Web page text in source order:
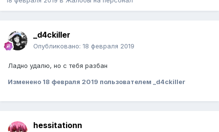
_d4ckiller
Опубликовано: 18 февраля 2019
Ладно удалю, но с тебя разбан
Изменено 18 февраля 2019 пользователем _d4ckiller
hessitationn